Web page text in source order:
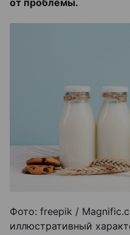
от проблемы.
Фото: freepik /
иллюстративный